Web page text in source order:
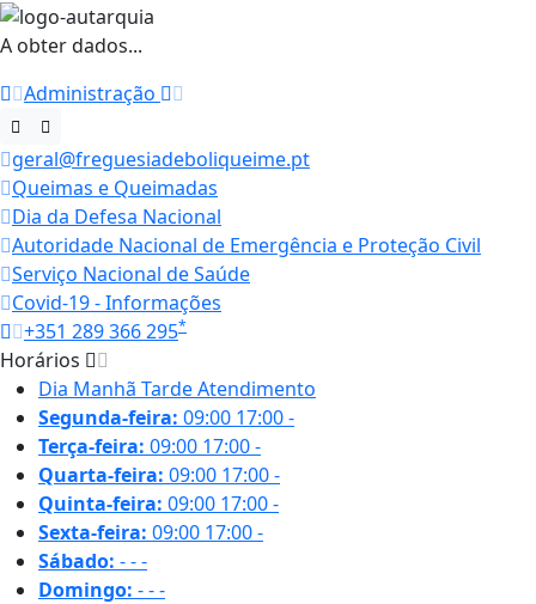
A obter dados...
Administração
geral@freguesiadeboliqueime.pt
Queimas e Queimadas
Dia da Defesa Nacional
Autoridade Nacional de Emergência e Proteção Civil
Serviço Nacional de Saúde
Covid-19 - Informações
+351 289 366 295*
Horários
Dia Manhã TardeAtendimento
Segunda-feira: 09:00 17:00-
Terça-feira: 09:00 17:00-
Quarta-feira: 09:00 17:00-
Quinta-feira: 09:00 17:00-
Sexta-feira: 09:00 17:00-
Sábado: ---
Domingo: ---